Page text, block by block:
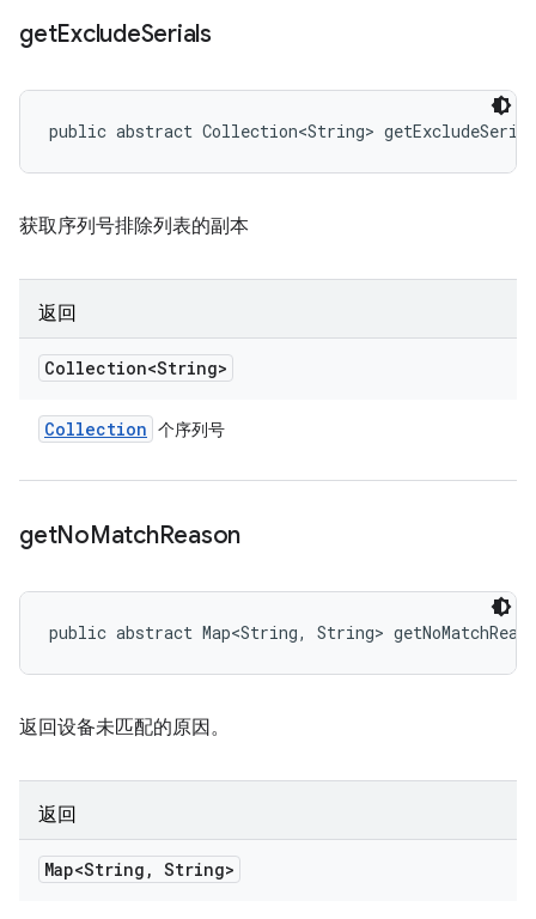
getExcludeSerials
public abstract Collection<String>
获取序列号排除列表的副本
返回
Collection<String>
Collection 个序列号
getNoMatchReason
public abstract Map<String, String>
返回设备未匹配的原因。
返回
Map<String , String>